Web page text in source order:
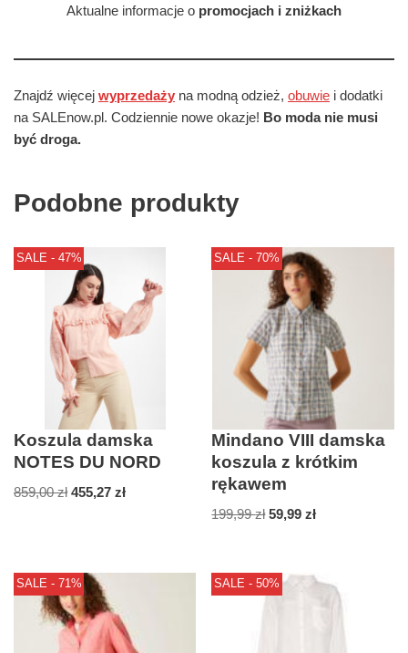
Aktualne informacje o promocjach i zniżkach
Znajdź więcej wyprzedaży na modną odzież, obuwie i dodatki
na SALEnow.pl. Codziennie nowe okazje! Bo moda nie musi
być droga.
Podobne produkty
SALE - 47%
Koszula damska
NOTES DU NORD
859,00zł 455,27 zł
SALE - 70%
Mindano VIII damska
koszula z krótkim
rękawem
199,99zł 59,99zł
SALE - 71% SALE - 50%